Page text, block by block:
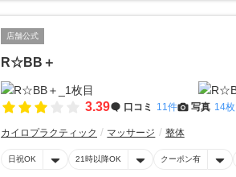
店舗公式
R☆BB＋
3.39 口コミ 11件 写真 14枚
カイロプラクティック マッサージ 整体
日祝OK 21時以降OK クーポン有